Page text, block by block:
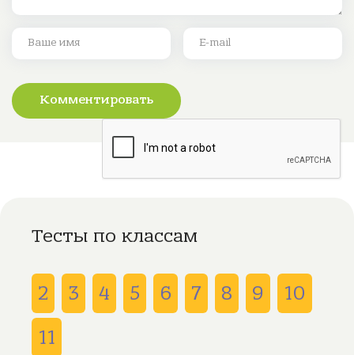
Комментировать
Тесты по классам
2 3 4 5 6 7 8 9
10
11